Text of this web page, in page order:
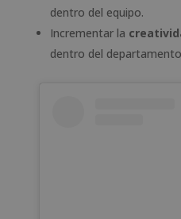
dentro del equipo.
Incrementar la
dentro del